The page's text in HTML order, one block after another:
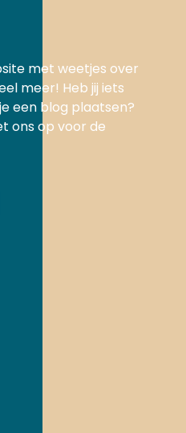
met weetjes over
meer! Heb jij iets
een blog plaatsen?
ons op voor de